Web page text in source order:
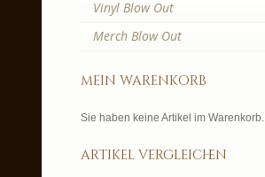
Vinyl Blow Out
Merch Blow Out
mein warenkorb
Sie haben keine Artikel im Warenkorb.
artikel vergleichen